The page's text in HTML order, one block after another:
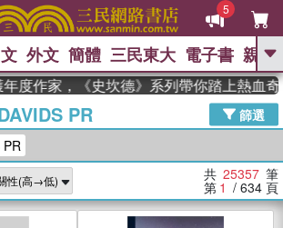
5
GO
熱搜： 高希均教授回憶錄
、 The Odyssey 、 父親節 、 如果歷
獎 臺灣漫遊錄 、 方念華 、 台灣的李
登輝時代
數學女孩：黎曼猜想 、
偉大的迷走神經
外文 簡體 三民東大 電子書 親子
家，《史坎德》系列帶你踏上熱血奇幻旅
PR
篩選
PR
共 25357 筆
第 1 / 634 頁